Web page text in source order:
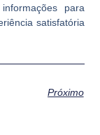
para
satisfatória
Próximo